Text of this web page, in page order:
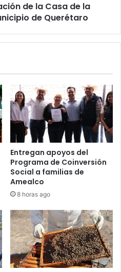
de la Casa de la
de Querétaro
Entregan apoyos del
Programa de Coinversión
Social a familias de
Amealco
8 horas ago